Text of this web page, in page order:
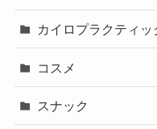
カイロプラクティッ
コスメ
スナック